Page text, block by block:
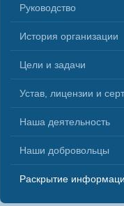
Руководство
История организации
Цели и задачи
Устав, лицензии и
Наша деятельность
Наши добровольцы
Раскрытие